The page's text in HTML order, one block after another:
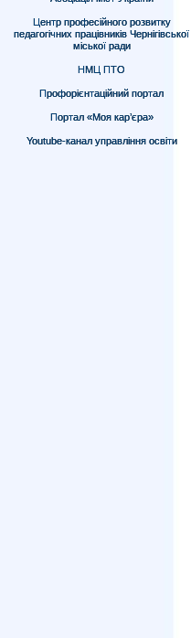
Центр професійного розвитку
педагогічних працівників Чернігівської
міської ради
НМЦ ПТО
Профорієнтаційний портал
Портал «Моя кар’єра»
Youtube-канал управління освіти